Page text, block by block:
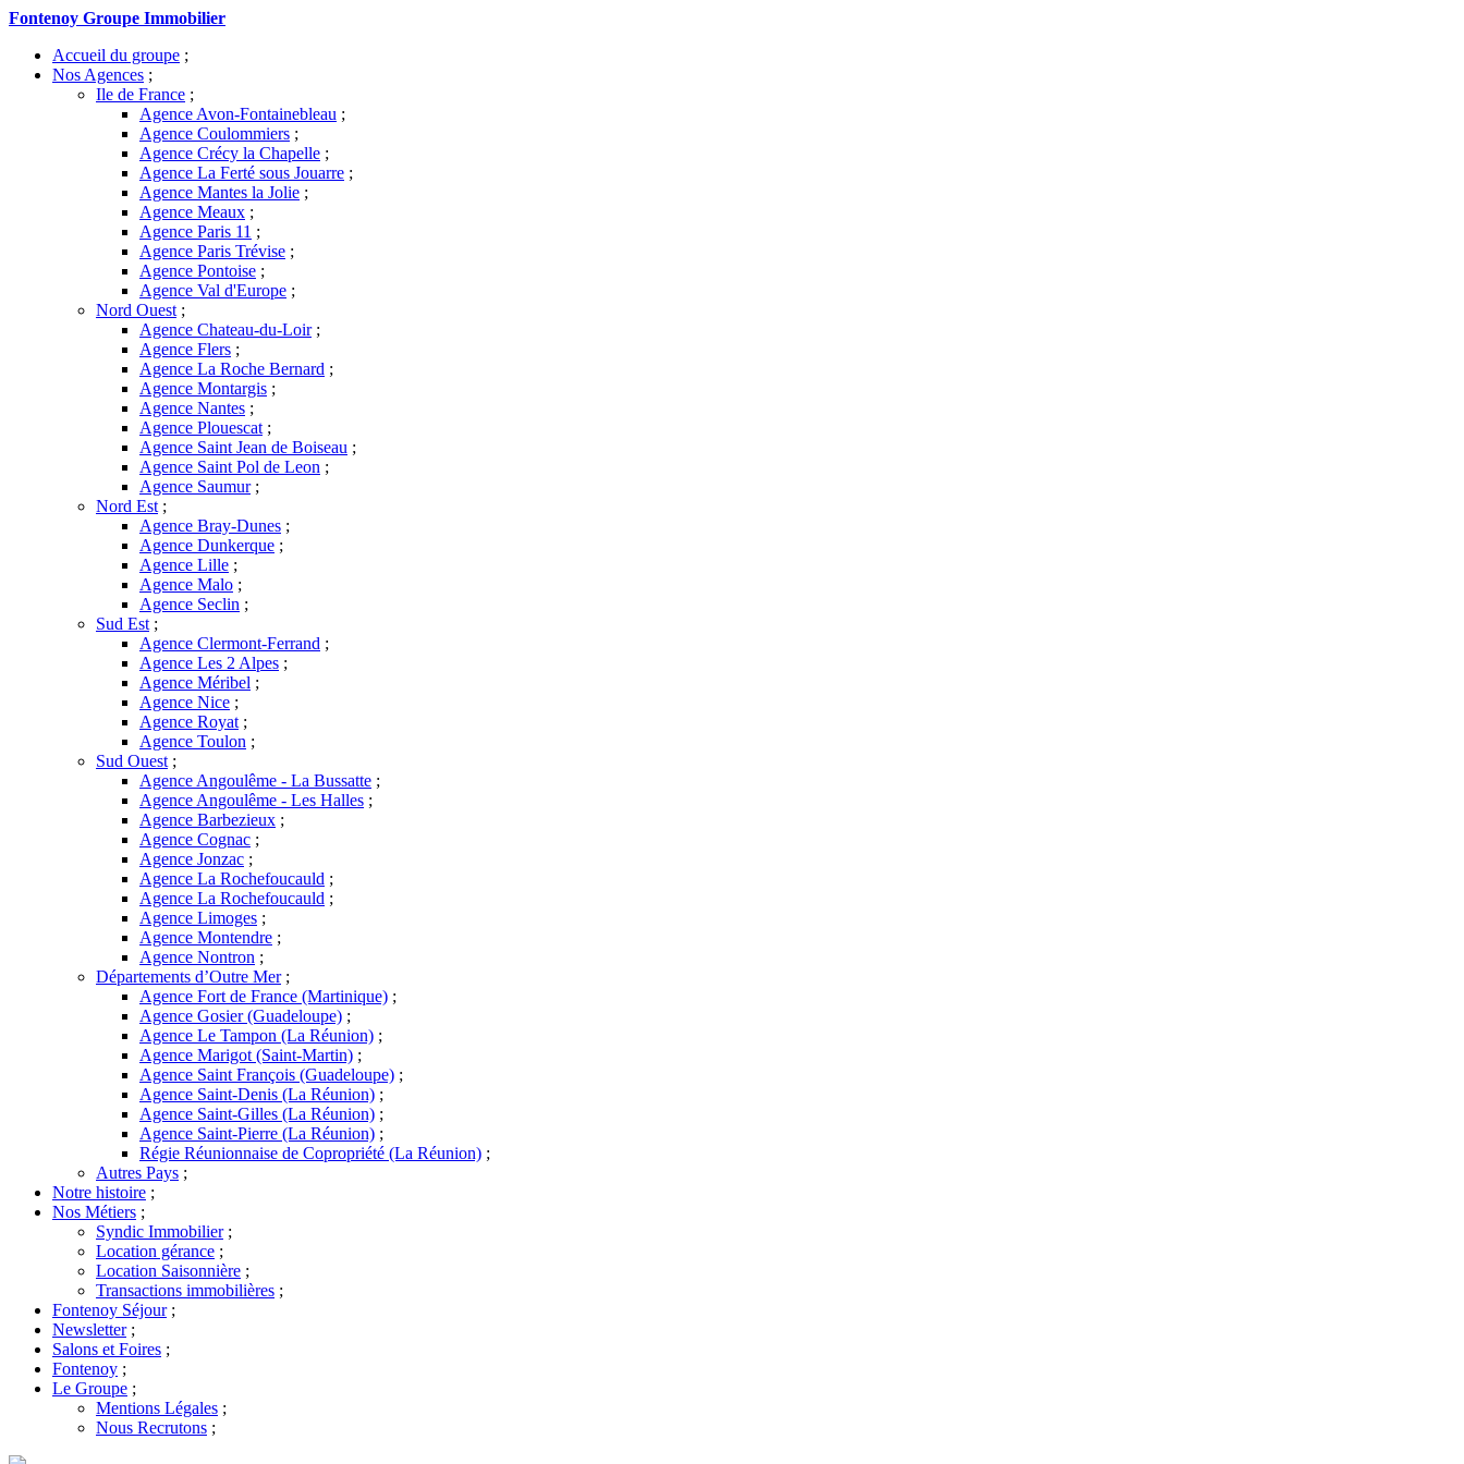
Fontenoy Groupe Immobilier
Accueil du groupe ;
Nos Agences ;
Ile de France ;
Agence Avon-Fontainebleau ;
Agence Coulommiers ;
Agence Crécy la Chapelle ;
Agence La Ferté sous Jouarre ;
Agence Mantes la Jolie ;
Agence Meaux ;
Agence Paris 11 ;
Agence Paris Trévise ;
Agence Pontoise ;
Agence Val d'Europe ;
Nord Ouest ;
Agence Chateau-du-Loir;
Agence Flers ;
Agence La Roche Bernard ;
Agence Montargis ;
Agence Nantes ;
Agence Plouescat ;
Agence Saint Jean de Boiseau ;
Agence Saint Pol de Leon ;
Agence Saumur;
Nord Est ;
Agence Bray-Dunes ;
Agence Dunkerque ;
Agence Lille ;
Agence Malo ;
Agence Seclin ;
Sud Est ;
Agence Clermont-Ferrand ;
Agence Les 2 Alpes ;
Agence Méribel ;
Agence Nice ;
Agence Royat ;
Agence Toulon ;
Sud Ouest ;
Agence Angoulême - La Bussatte ;
Agence Angoulême - Les Halles ;
Agence Barbezieux ;
Agence Cognac ;
Agence Jonzac ;
Agence La Rochefoucauld ;
Agence La Rochefoucauld ;
Agence Limoges ;
Agence Montendre ;
Agence Nontron ;
Départements d’Outre Mer;
Agence Fort de France (Martinique) ;
Agence Gosier (Guadeloupe) ;
Agence Le Tampon (La Réunion) ;
Agence Marigot (Saint-Martin) ;
Agence Saint François (Guadeloupe) ;
Agence Saint-Denis (La Réunion) ;
Agence Saint-Gilles (La Réunion) ;
Agence Saint-Pierre (La Réunion) ;
Régie Réunionnaise de Copropriété (La Réunion) ;
Autres Pays ;
Notre histoire ;
Nos Métiers ;
Syndic Immobilier;
Location gérance ;
Location Saisonnière ;
Transactions immobilières ;
Fontenoy Séjour;
Newsletter;
Salons et Foires ;
Fontenoy ;
Le Groupe ;
Mentions Légales ;
Nous Recrutons ;